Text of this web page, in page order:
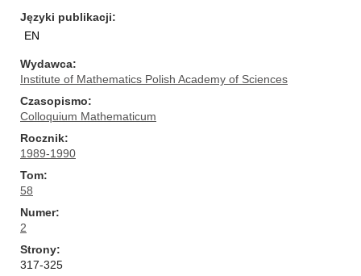
Języki publikacji
EN
Wydawca
Institute of Mathematics Polish Academy of Sciences
Czasopismo
Colloquium Mathematicum
Rocznik
1989-1990
Tom
58
Numer
2
Strony
317-325